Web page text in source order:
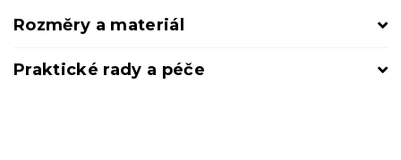
Rozměry a materiál
Praktické rady a péče